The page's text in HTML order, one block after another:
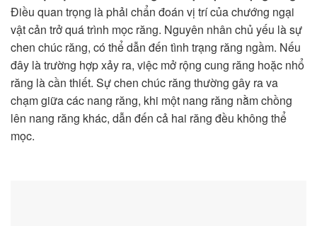
Điều quan trọng là phải chẩn đoán vị trí của chướng ngại
vật cản trở quá trình mọc răng. Nguyên nhân chủ yếu là sự
chen chúc răng, có thể dẫn đến tình trạng răng ngầm. Nếu
đây là trường hợp xảy ra, việc mở rộng cung răng hoặc nhổ
răng là cần thiết. Sự chen chúc răng thường gây ra va
chạm giữa các nang răng, khi một nang răng nằm chồng
lên nang răng khác, dẫn đến cả hai răng đều không thể
mọc.